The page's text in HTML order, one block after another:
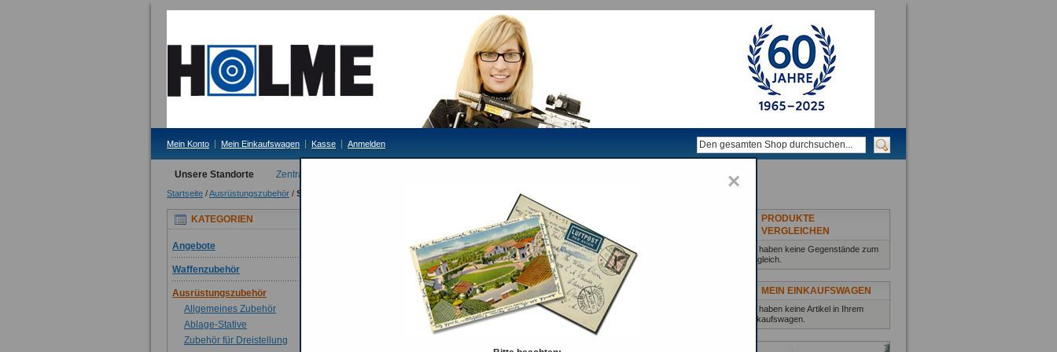
Mein Konto Mein Einkaufswagen Kasse Anmelden
Unsere Standorte Zentrale Erding
Startseite /Ausrüstungszubehör / Sicherheit und Schutz
Anzeigen
Raster Liste Sortieren nach
KATEGORIEN
Angebote
Waffenzubehör
Ausrüstungszubehör
Allgemeines Zubehör
Ablage-Stative
Zubehör für Dreistellung
PRODUKTE
VERGLEICHEN
Sie haben keine Gegenstände zum
Vergleich.
MEIN EINKAUFSWAGEN
Sie haben keine Artikel in Ihrem
Einkaufswagen.
×